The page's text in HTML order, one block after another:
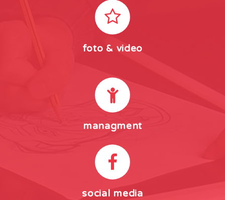
foto & video
managment
social media